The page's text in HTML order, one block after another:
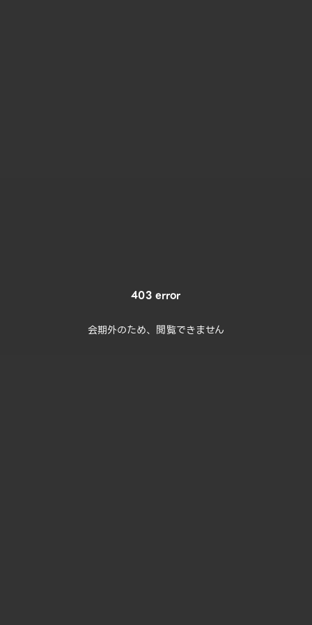
403 error
会期外のため、閲覧できません